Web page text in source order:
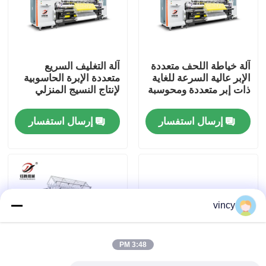
جولة في المعمل
رقابة جودة
آلة غطاء السلاسل الحاسوبية
آلة خياطة اللحف متعددة
الإبر عالية السرعة للغاية
ذات إبر متعددة ومحوسبة
إرسال استفسار
آلة التغليف السريع
متعددة الإبرة الحاسوبية
لإنتاج النسيج المنزلي
إرسال استفسار
vincy
3:48 PM